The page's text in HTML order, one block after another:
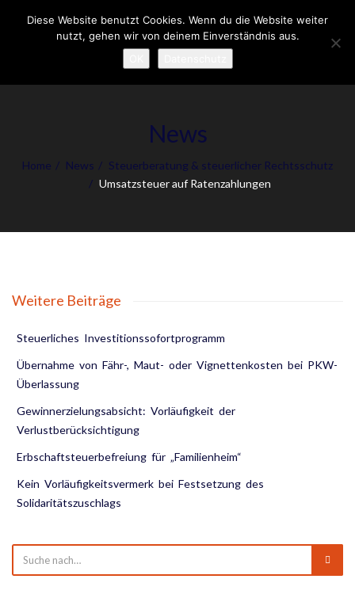
News
Home News
Steuerberatung & steuerlicher Rechtsschutz
Umsatzsteuer auf Ratenzahlungen
Weitere Beiträge
Steuerliches Investitionssofortprogramm
Übernahme von Fähr-, Maut- oder Vignettenkosten bei PKW-
Überlassung
Gewinnerzielungsabsicht: Vorläufigkeit der
Verlustberücksichtigung
Erbschaftsteuerbefreiung für „Familienheim“
Kein Vorläufigkeitsvermerk bei Festsetzung des
Solidaritätszuschlags
Diese Website benutzt Cookies. Wenn du die Website weiter
nutzt, gehen wir von deinem Einverständnis aus.